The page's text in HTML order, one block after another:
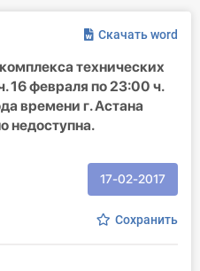
Скачать word
технических
16 февраля по 23:00 ч.
времени г. Астана
недоступна.
17-02-2017
Сохранить